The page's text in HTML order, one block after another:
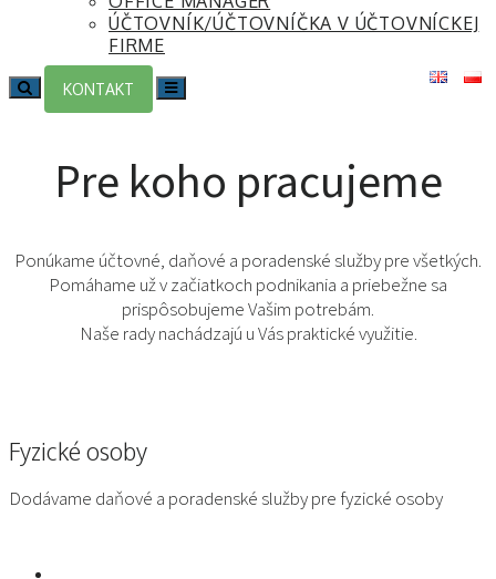
ÚČTOVNÍK/ÚČTOVNÍČKA V ÚČTOVNÍCKEJ
FIRME
SearchKONTAKT
Toggle
navigation
Pre koho pracujeme
Ponúkame účtovné, daňové a poradenské služby pre všetkých.
Pomáhame už v začiatkoch podnikania a priebežne sa
prispôsobujeme Vašim potrebám.
Naše rady nachádzajú u Vás praktické využitie.
Fyzické osoby
Dodávame daňové a poradenské služby pre fyzické osoby